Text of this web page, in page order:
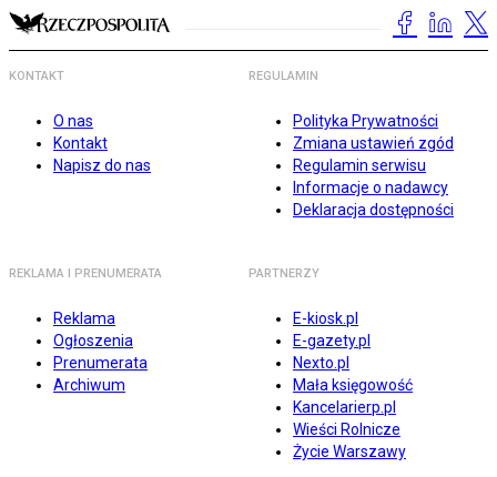
KONTAKT
O nas
Kontakt
Napisz do nas
REGULAMIN
Polityka Prywatności
Zmiana ustawień zgód
Regulamin serwisu
Informacje o nadawcy
Deklaracja dostępności
REKLAMA I PRENUMERATA
Reklama
Ogłoszenia
Prenumerata
Archiwum
PARTNERZY
E-kiosk.pl
E-gazety.pl
Nexto.pl
Mała księgowość
Kancelarierp.pl
Wieści Rolnicze
Życie Warszawy